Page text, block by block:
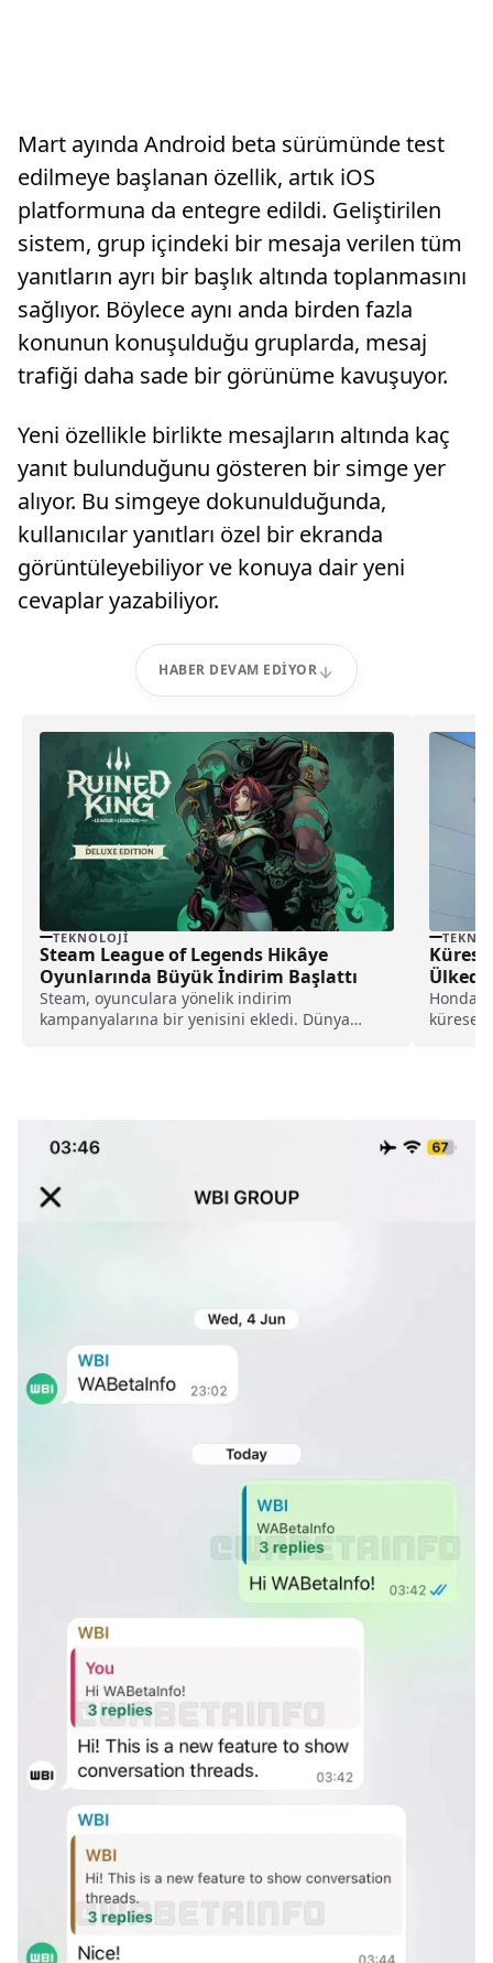
Mart ayında Android beta sürümünde test
edilmeye başlanan özellik, artık iOS
platformuna da entegre edildi. Geliştirilen
sistem, grup içindeki bir mesaja verilen tüm
yanıtların ayrı bir başlık altında toplanmasını
sağlıyor. Böylece aynı anda birden fazla
konunun konuşulduğu gruplarda, mesaj
trafiği daha sade bir görünüme kavuşuyor.
Yeni özellikle birlikte mesajların altında kaç
yanıt bulunduğunu gösteren bir simge yer
alıyor. Bu simgeye dokunulduğunda,
kullanıcılar yanıtları özel bir ekranda
görüntüleyebiliyor ve konuya dair yeni
cevaplar yazabiliyor.
HABER DEVAM EDIYOR
TEKNOLOJI
Steam League of Legends Hikâye
Oyunlarında Büyük İndirim Başlattı
Steam, oyunculara yönelik indirim
kampanyalarına bir yenisini ekledi. Dünya
Honda,
küresel